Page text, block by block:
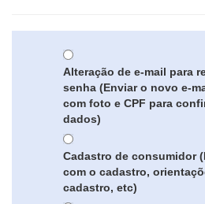
Alteração de e-mail para
senha (Enviar o novo e-
com foto e CPF para
dados)
Cadastro de consumidor
com o cadastro,
cadastro, etc)